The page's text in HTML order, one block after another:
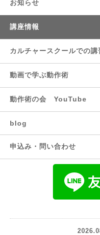
お知らせ
講座情報
カルチャースクールでの講
動画で学ぶ動作術
動作術の会 YouTube
blog
申込み・問い合わせ